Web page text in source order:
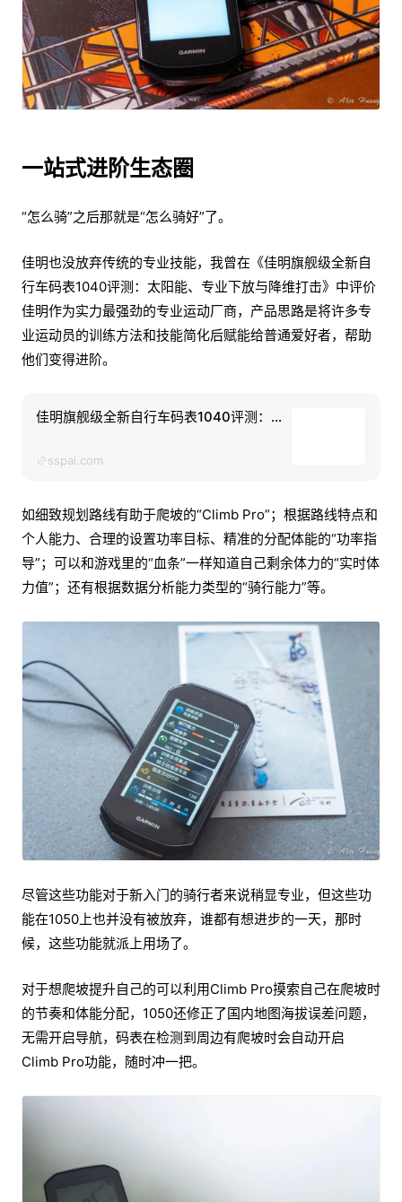
一站式进阶生态圈
“怎么骑”之后那就是“怎么骑好”了。
佳明也没放弃传统的专业技能，我曾在《佳明旗舰级全新自
行车码表1040评测：太阳能、专业下放与降维打击》中评价
佳明作为实力最强劲的专业运动厂商，产品思路是将许多专
业运动员的训练方法和技能简化后赋能给普通爱好者，帮助
他们变得进阶。
佳明旗舰级全新自行车码表1040评测：...
sspai.com
如细致规划路线有助于爬坡的“Climb Pro”；根据路线特点和
个人能力、合理的设置功率目标、精准的分配体能的“功率指
导”；可以和游戏里的“血条”一样知道自己剩余体力的“实时体
力值”；还有根据数据分析能力类型的“骑行能力”等。
尽管这些功能对于新入门的骑行者来说稍显专业，但这些功
能在1050上也并没有被放弃，谁都有想进步的一天，那时
候，这些功能就派上用场了。
对于想爬坡提升自己的可以利用Climb Pro摸索自己在爬坡时
的节奏和体能分配，1050还修正了国内地图海拔误差问题，
无需开启导航，码表在检测到周边有爬坡时会自动开启
Climb Pro功能，随时冲一把。